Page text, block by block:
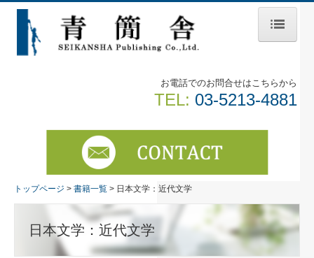
トップページ
日本文学：物語
日本文学：和歌・俳諧
古筆資料・書蹟
新注和歌文学叢書
日本文学：近代文学
お電話でのお問合せはこちらから
TEL: 03-5213-4881
トップページ 書籍一覧 日本文学：近代文学
日本文学：近代文学